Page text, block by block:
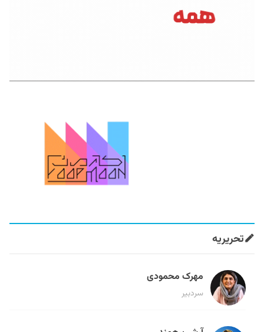
تحریریه
مهرک محمودی
سردبیر